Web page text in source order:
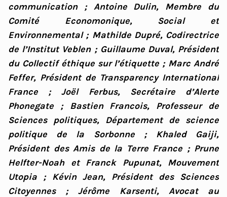
communication ; Antoine Dulin, Membre du
Comité Economonique, Social et
Environnemental ; Mathilde Dupré, Codirectrice
de l’Institut Veblen ; Guillaume Duval, Président
du Collectif éthique sur l’étiquette ; Marc André
Feffer, Président de Transparency International
France ; Joël Ferbus, Secrétaire d’Alerte
Phonegate ; Bastien Francois, Professeur de
Sciences politiques, Département de science
politique de la Sorbonne ; Khaled Gaiji,
Président des Amis de la Terre France ; Prune
Helfter-Noah et Franck Pupunat, Mouvement
Utopia ; Kévin Jean, Président des Sciences
Citoyennes ; Jérôme Karsenti, Avocat au